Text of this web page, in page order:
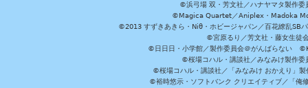
©浜弓場 双・芳文社／ハナヤマタ製作
©Magica Quartet／Aniplex・Madoka
©2013 すずきあきら・Niθ・ホビージャパン／百花繚乱
©宮原るり／芳文社・藤女生徒
©日日日・小学館／製作委員会＠がんばらない
©桜場コハル・講談社／みなみけ製作
©桜場コハル・講談社／「みなみけ おかえり」
©裕時悠示・ソフトバンク クリエイティブ／「